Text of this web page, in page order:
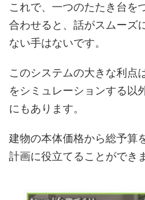
これで、一つのたたき台を
合わせると、話がスムーズ
ない手はないです。
このシステムの大きな利点
をシミュレーションする以
にもあります。
建物の本体価格から総予算
計画に役立てることができ